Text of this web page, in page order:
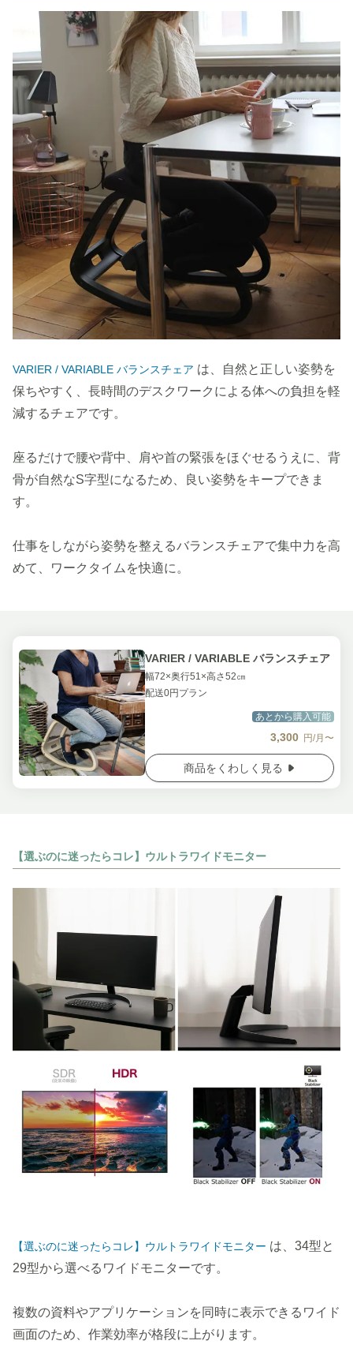
VARIER / VARIABLE バランスチェア は、自然と正しい姿勢を
保ちやすく、長時間のデスクワークによる体への負担を軽
減するチェアです。
座るだけで腰や背中、肩や首の緊張をほぐせるうえに、背
骨が自然なS字型になるため、良い姿勢をキープできま
す。
仕事をしながら姿勢を整えるバランスチェアで集中力を高
めて、ワークタイムを快適に。
VARIER / VARIABLE バランスチェア
幅72×奥行51×高さ52㎝
配送0円プラン
あとから購入可能
3,300 円/月〜
商品をくわしく見る
【選ぶのに迷ったらコレ】ウルトラワイドモニター
【選ぶのに迷ったらコレ】ウルトラワイドモニター は、34型と
29型から選べるワイドモニターです。
複数の資料やアプリケーションを同時に表示できるワイド
画面のため、作業効率が格段に上がります。